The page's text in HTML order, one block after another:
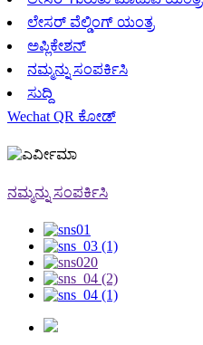
ಲೇಸರ್ ವೆಲ್ಡಿಂಗ್ ಯಂತ್ರ
ಅಪ್ಲಿಕೇಶನ್
ನಮ್ಮನ್ನು ಸಂಪರ್ಕಿಸಿ
ಸುದ್ದಿ
Wechat QR ಕೋಡ್
ನಮ್ಮನ್ನು ಸಂಪರ್ಕಿಸಿ